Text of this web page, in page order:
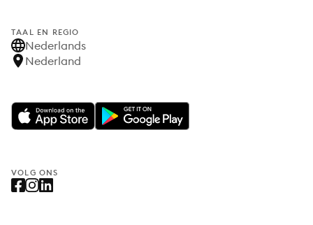
TAAL EN REGIO
Nederlands
Nederland
VOLG ONS